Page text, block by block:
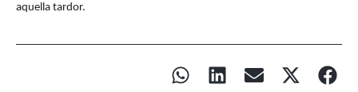
aquella tardor.